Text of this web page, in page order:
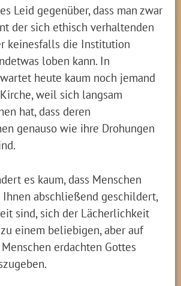
Leid gegenüber, dass man zwar
der sich ethisch verhaltenden
keinesfalls die Institution
loben kann. In
heute kaum noch jemand
weil sich langsam
hat, dass deren
genauso wie ihre Drohungen
es kaum, dass Menschen
abschließend geschildert,
sind, sich der Lächerlichkeit
einem beliebigen, aber auf
erdachten Gottes